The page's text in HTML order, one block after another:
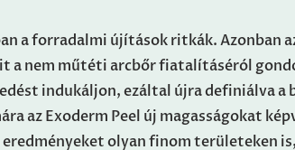
a forradalmi újítások ritkák. Azonban
nem műtéti arcbőr fiatalításéról
indukáljon, ezáltal újra definiálva
az Exoderm Peel új magasságokat
olyan finom területeken is,